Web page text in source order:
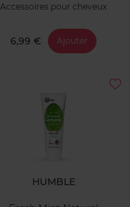
Accessoires pour cheveux
6,99 € Ajouter
HUMBLE